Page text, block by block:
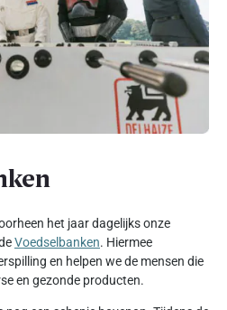
het jaar dagelijks onze
Voedselbanken. Hiermee
en helpen we de mensen die
en gezonde producten.